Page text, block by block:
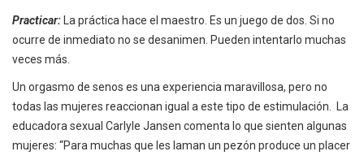
Practicar: La práctica hace el maestro. Es un juego de dos. Si no
ocurre de inmediato no se desanimen. Pueden intentarlo muchas
veces más.
Un orgasmo de senos es una experiencia maravillosa, pero no
todas las mujeres reaccionan igual a este tipo de estimulación. La
educadora sexual Carlyle Jansen comenta lo que sienten algunas
mujeres: “Para muchas que les laman un pezón produce un placer